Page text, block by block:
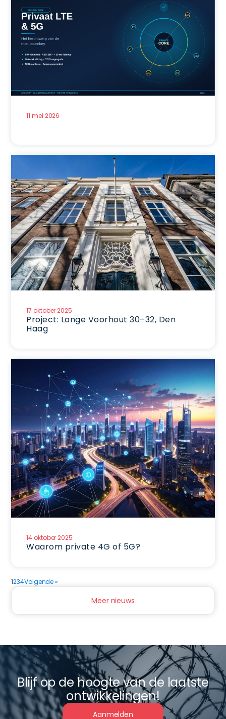
11 mei 2026
17 oktober 2025
Project: Lange Voorhout 30–32, Den
Haag
14 oktober 2025
Waarom private 4G of 5G?
1234Volgende »
Meer nieuws
Blijf op de hoogte van de laatste
ontwikkelingen!
Aanmelden